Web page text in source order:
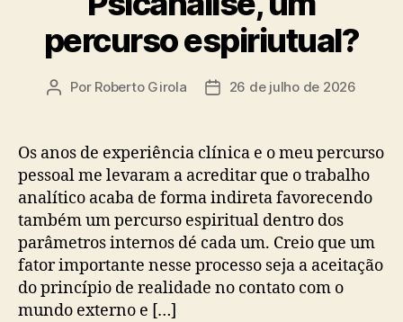
percurso espiriutual?
Autor
Por Roberto Girola
Data26 de julho de 2026
Os anos de experiência clínica e o meu percurso
pessoal me levaram a acreditar que o trabalho
analítico acaba de forma indireta favorecendo
também um percurso espiritual dentro dos
parâmetros internos dé cada um. Creio que um
fator importante nesse processo seja a aceitação
do princípio de realidade no contato com o
mundo externo e […]